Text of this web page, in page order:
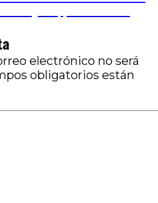
electrónico no será
obligatorios están